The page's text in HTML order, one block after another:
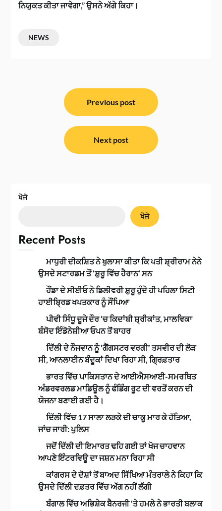
ਨਿਯੁਕਤ ਕੀਤਾ ਜਾਵੇਗਾ,” ਉਸਨੇ ਅੱਗੇ ਕਿਹਾ।
NEWS
Previous post
Next post
ਖੋਜੋ
ਖੋਜੋ
Recent Posts
ਮਾਧੁਰੀ ਦੀਕਸ਼ਿਤ ਨੇ ਖੁਲਾਸਾ ਕੀਤਾ ਕਿ ਪਤੀ ਸ਼੍ਰੀਰਾਮ ਨੇਨੇ
ਉਸਦੇ ਸਟਾਰਡਮ ਤੋਂ ‘ਸ਼ੁਰੂ ਵਿੱਚ ਹੈਰਾਨ’ ਸਨ
ਹੌਂਡਾ ਦੇ ਸੀਈਓ ਨੇ ਡਿਲੀਵਰੀ ਸ਼ੁਰੂ ਹੁੰਦੇ ਹੀ ਪਹਿਲਾ ਸਿਟੀ
ਹਾਈਬ੍ਰਿਡ ਖਪਤਕਾਰ ਨੂੰ ਸੌਂਪਿਆ
ਪੀਵੀ ਸਿੰਧੂ ਦੂਜੇ ਦੌਰ ‘ਚ ਕਿਦਾਂਬੀ ਸ਼੍ਰੀਕਾਂਤ, ਮਾਲਵਿਕਾ
ਬੰਸੋਦ ਇੰਡੋਨੇਸ਼ੀਆ ਓਪਨ ਤੋਂ ਬਾਹਰ
ਦਿੱਲੀ ਦੇ ਨੌਜਵਾਨ ਨੂੰ ‘ਗੈਂਗਸਟਰ ਵਰਗੀ’ ਤਸਵੀਰ ਦੀ ਲੋੜ
ਸੀ, ਆਨਲਾਈਨ ਬੰਦੂਕਾਂ ਦਿਖਾ ਰਿਹਾ ਸੀ, ਗ੍ਰਿਫ਼ਤਾਰ
ਭਾਰਤ ਵਿੱਚ ਪਾਕਿਸਤਾਨ ਦੇ ਆਈਐਸਆਈ-ਸਮਰਥਿਤ
ਅੰਡਰਵਰਲਡ ਮਾਡਿਊਲ ਨੂੰ ਫੰਡਿੰਗ ਰੂਟ ਦੀ ਵਰਤੋਂ ਕਰਨ ਦੀ
ਯੋਜਨਾ ਬਣਾਈ ਗਈ ਹੈ।
ਦਿੱਲੀ ਵਿੱਚ 17 ਸਾਲਾ ਲੜਕੇ ਦੀ ਚਾਕੂ ਮਾਰ ਕੇ ਹੱਤਿਆ,
ਜਾਂਚ ਜਾਰੀ: ਪੁਲਿਸ
ਜਦੋਂ ਦਿੱਲੀ ਦੀ ਇਮਾਰਤ ਢਹਿ ਗਈ ਤਾਂ ਖੋਜ ਚਾਹਵਾਨ
ਆਪਣੇ ਇੰਟਰਵਿਊ ਦਾ ਜਸ਼ਨ ਮਨਾ ਰਿਹਾ ਸੀ
ਕਾਂਗਰਸ ਦੇ ਦੋਸ਼ਾਂ ਤੋਂ ਬਾਅਦ ਸਿੱਖਿਆ ਮੰਤਰਾਲੇ ਨੇ ਕਿਹਾ ਕਿ
ਉਸਦੇ ਦਿੱਲੀ ਦਫ਼ਤਰ ਵਿੱਚ ਅੱਗ ਨਹੀਂ ਲੱਗੀ
ਬੰਗਾਲ ਵਿੱਚ ਅਭਿਸ਼ੇਕ ਬੈਨਰਜੀ ‘ਤੇ ਹਮਲੇ ਨੇ ਭਾਰਤੀ ਬਲਾਕ